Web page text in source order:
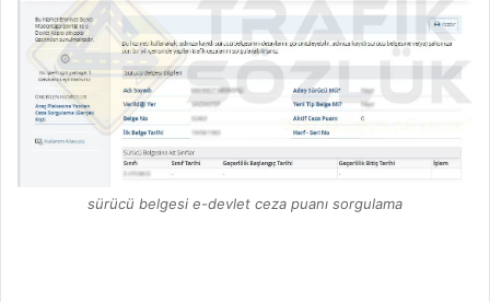
sürücü belgesi e-devlet ceza puanı sorgulama